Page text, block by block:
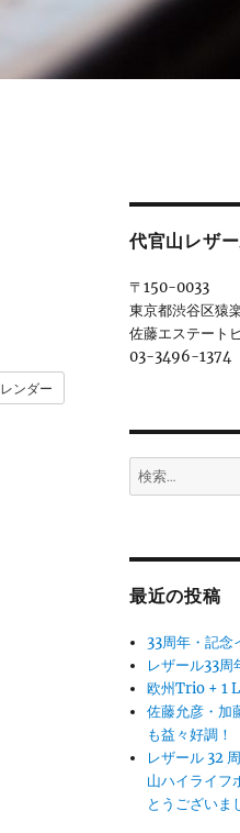
ンダー
代官山レザ
〒150-0033
東京都渋谷区猿
佐藤エステート
03-3496-1374
検
索:
最近の投稿
33周年・記
レザール33
欧州Trio + 1
佐藤允彦・
も益々好調！
レザール 32
山ハイライフ
とうございま